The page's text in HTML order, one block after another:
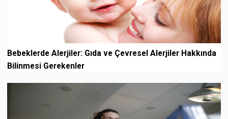
Bebeklerde Alerjiler: Gıda ve Çevresel Alerjiler Hakkında
Bilinmesi Gerekenler